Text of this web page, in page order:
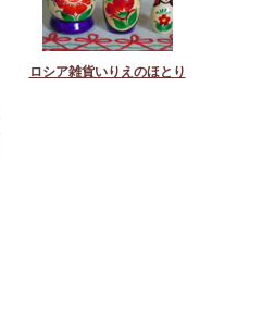
ロシア雑貨いりえのほとり